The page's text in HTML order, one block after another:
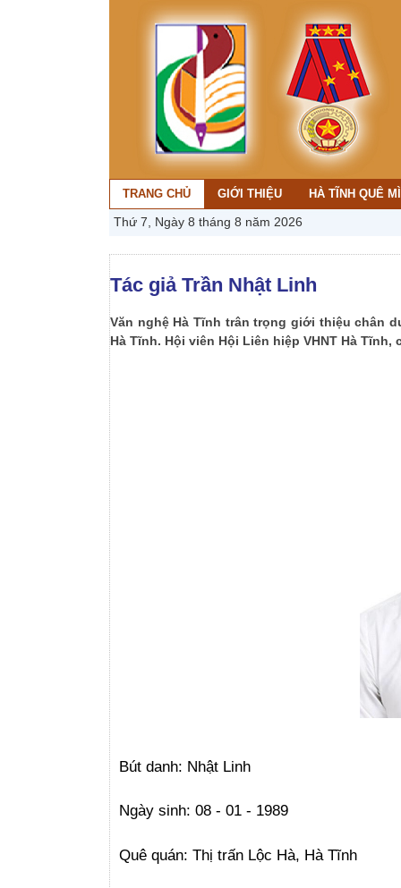
TRANG CHỦ GIỚI THIỆU HÀ TĨNH QUÊ
Thứ 7, Ngày 8 tháng 8 năm 2026
Tác giả Trần Nhật Linh
Văn nghệ Hà Tĩnh trân trọng giới thiệu chân
Hà Tĩnh. Hội viên Hội Liên hiệp VHNT Hà Tĩnh,
Bút danh: Nhật Linh
Ngày sinh: 08 - 01 - 1989
Quê quán: Thị trấn Lộc Hà, Hà Tĩnh